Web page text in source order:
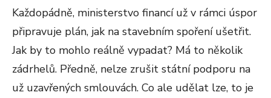
Každopádně, ministerstvo financí už v rámci úspor
připravuje plán, jak na stavebním spoření ušetřit.
Jak by to mohlo reálně vypadat? Má to několik
zádrhelů. Předně, nelze zrušit státní podporu na
už uzavřených smlouvách. Co ale udělat lze, to je